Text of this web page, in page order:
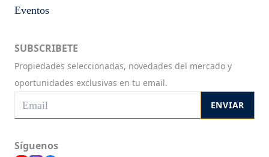
Eventos
SUBSCRIBETE
Propiedades seleccionadas, novedades del mercado y
oportunidades exclusivas en tu email.
ENVIAR
Síguenos